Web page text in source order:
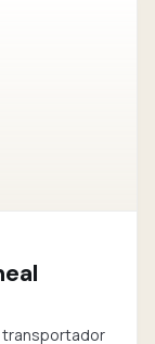
transportador